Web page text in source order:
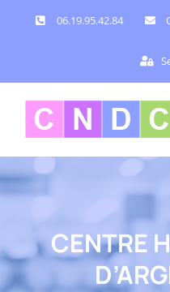
06.19.95.42.84
CENTRE